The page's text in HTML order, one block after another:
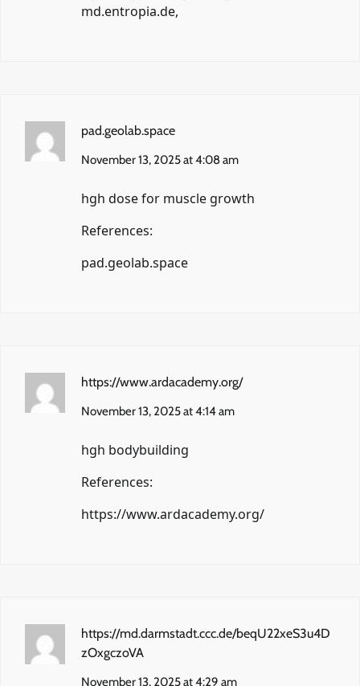
md.entropia.de,
pad.geolab.space
November 13, 2025 at 4:08 am
hgh dose for muscle growth
References:
pad.geolab.space
https://www.ardacademy.org/
November 13, 2025 at 4:14 am
hgh bodybuilding
References:
https://www.ardacademy.org/
https://md.darmstadt.ccc.de/beqU22xeS3u4D
zOxgczoVA
November 13, 2025 at 4:29 am